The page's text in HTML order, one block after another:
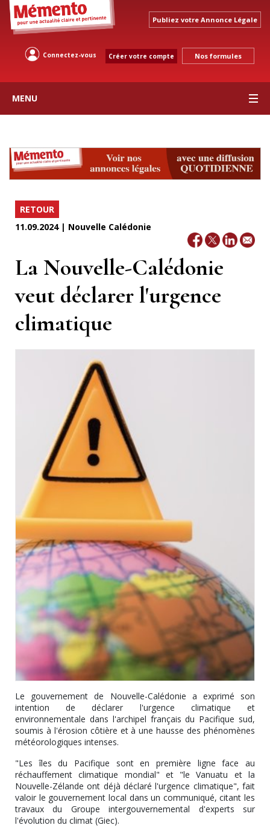
Publiez votre Annonce Légale
Connectez-vous Créer votre compte Nos formules
MENU
RETOUR
11.09.2024 | Nouvelle Calédonie
La Nouvelle-Calédonie
veut déclarer l'urgence
climatique
Le gouvernement de Nouvelle-Calédonie a exprimé son
intention de déclarer l'urgence climatique et
environnementale dans l'archipel français du Pacifique sud,
soumis à l'érosion côtière et à une hausse des phénomènes
météorologiques intenses.
"Les îles du Pacifique sont en première ligne face au
réchauffement climatique mondial" et "le Vanuatu et la
Nouvelle-Zélande ont déjà déclaré l'urgence climatique", fait
valoir le gouvernement local dans un communiqué, citant les
travaux du Groupe intergouvernemental d'experts sur
l'évolution du climat (Giec).